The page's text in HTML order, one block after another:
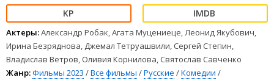
Актеры:Александр Робак, Агата Муцениеце, Леонид Якубович,
Ирина Безряднова, Джемал Тетруашвили, Сергей Степин,
Владислав Ветров, Оливия Корнилова, Святослав Савченко
Жанр:Фильмы 2023 /Все фильмы /Русские /Комедии /